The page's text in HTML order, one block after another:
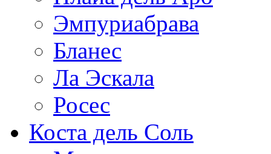
Эмпуриабрава
Бланес
Ла Эскала
Росес
Коста дель Соль